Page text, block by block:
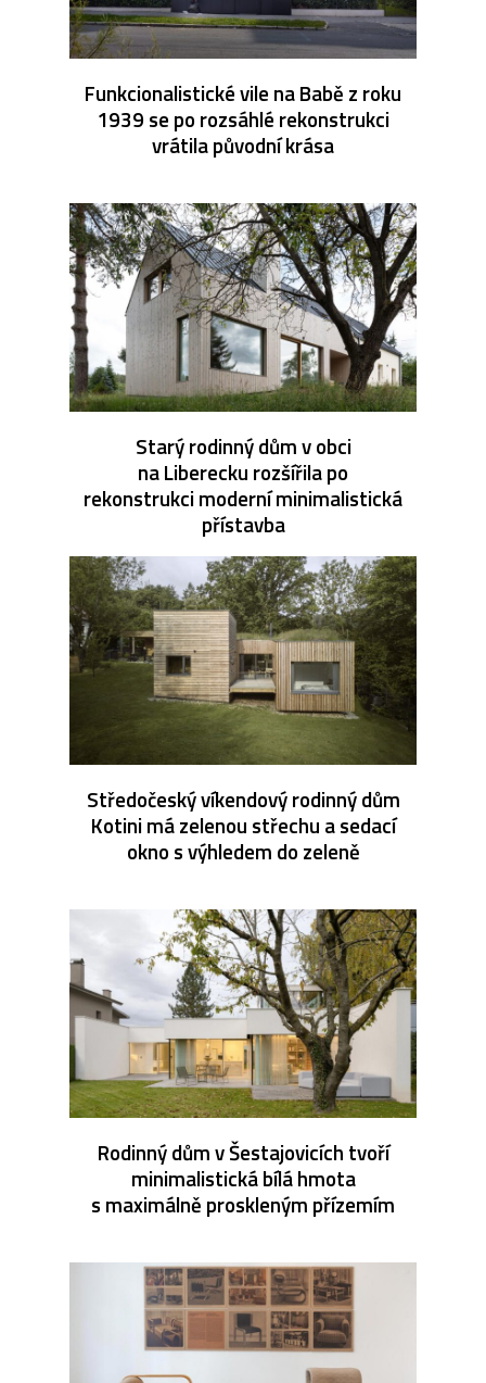
Funkcionalistické vile na Babě z roku
1939 se po rozsáhlé rekonstrukci
vrátila původní krása
Starý rodinný dům v obci
na Liberecku rozšířila po
rekonstrukci moderní minimalistická
přístavba
Středočeský víkendový rodinný dům
Kotini má zelenou střechu a sedací
okno s výhledem do zeleně
Rodinný dům v Šestajovicích tvoří
minimalistická bílá hmota
s maximálně proskleným přízemím